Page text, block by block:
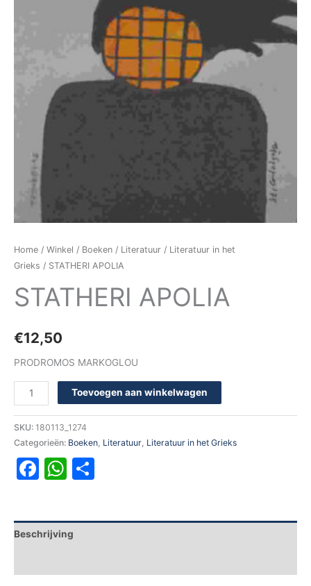
Home / Winkel / Boeken / Literatuur / Literatuur in het
Grieks / STATHERI APOLIA
STATHERI APOLIA
€12,50
PRODROMOS MARKOGLOU
Toevoegen aan winkelwagen
SKU: 180113_1274
Categorieën: Boeken Literatuur Literatuur in het Grieks
Facebook
WhatsApp
Beschrijving